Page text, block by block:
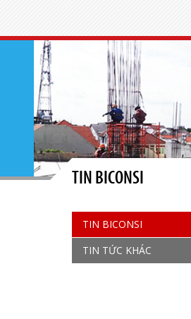
TIN BICONSI
TIN BICONSI
TIN TỨC KHÁC